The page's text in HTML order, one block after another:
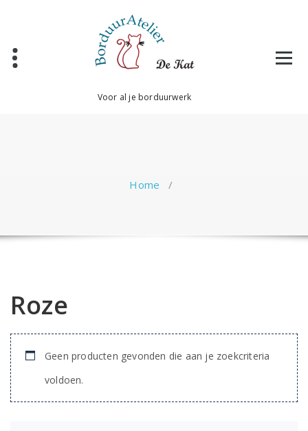
inhoud
Voor al je borduurwerk
Home /
Roze
Geen producten gevonden die aan je zoekcriteria
voldoen.